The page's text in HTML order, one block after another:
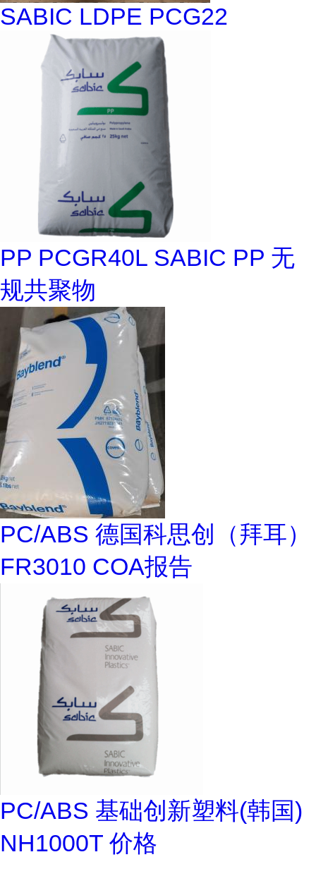
SABIC LDPE PCG22
PP PCGR40L SABIC PP 无
规共聚物
PC/ABS 德国科思创（拜耳）
FR3010 COA报告
PC/ABS 基础创新塑料(韩国)
NH1000T 价格